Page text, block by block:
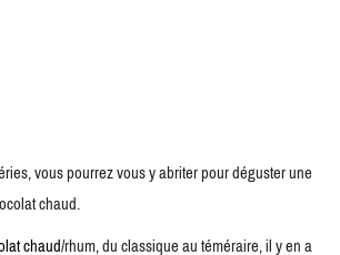
vous pourrez vous y abriter pour déguster une
chaud.
chaud/rhum, du classique au téméraire, il y en a